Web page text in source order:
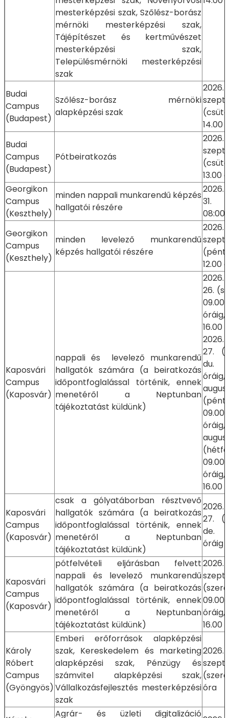
mesterképzési szak, Szőlész-borász
mérnöki mesterképzési szak,
Tájépítészet és kertművészet
mesterképzési szak,
Településmérnöki mesterképzési
szak
Budai
Campus
(Budapest)
Szőlész-borász mérnöki
alapképzési szak
2026.
14.00
Budai
Campus
(Budapest)
Pótbeiratkozás
2026.
13.00
Georgikon
Campus
(Keszthely)
minden nappali munkarendű képzés
hallgatói részére
2026.
31.
Georgikon
Campus
(Keszthely)
minden levelező munkarendű
képzés hallgatói részére
2026.
12.00
Kaposvári
Campus
(Kaposvár)
nappali és levelező munkarendű
hallgatók számára (a beiratkozás
időpontfoglalással történik, ennek
menetéről a Neptunban
tájékoztatást küldünk)
2026.
26.
09.00-
óráig,
2026.
27.
du.
09.00-
09.00-
óráig,
16.00
Kaposvári
Campus
(Kaposvár)
csak a gólyatáborban résztvevő
hallgatók számára (a beiratkozás
időpontfoglalással történik, ennek
menetéről a Neptunban
tájékoztatást küldünk)
2026.
27.
de.
óráig
Kaposvári
Campus
(Kaposvár)
pótfelvételi eljárásban felvett
nappali és levelező munkarendű
hallgatók számára (a beiratkozás
időpontfoglalással történik, ennek
menetéről a Neptunban
tájékoztatást küldünk)
2026.
09.00-
óráig,
16.00
Károly
Róbert
Campus
(Gyöngyös)
Emberi erőforrások alapképzési
szak, Kereskedelem és marketing
alapképzési szak, Pénzügy és
számvitel alapképzési szak,
Vállalkozásfejlesztés mesterképzési
szak
2026.
óra
Agrár- és üzleti digitalizáció